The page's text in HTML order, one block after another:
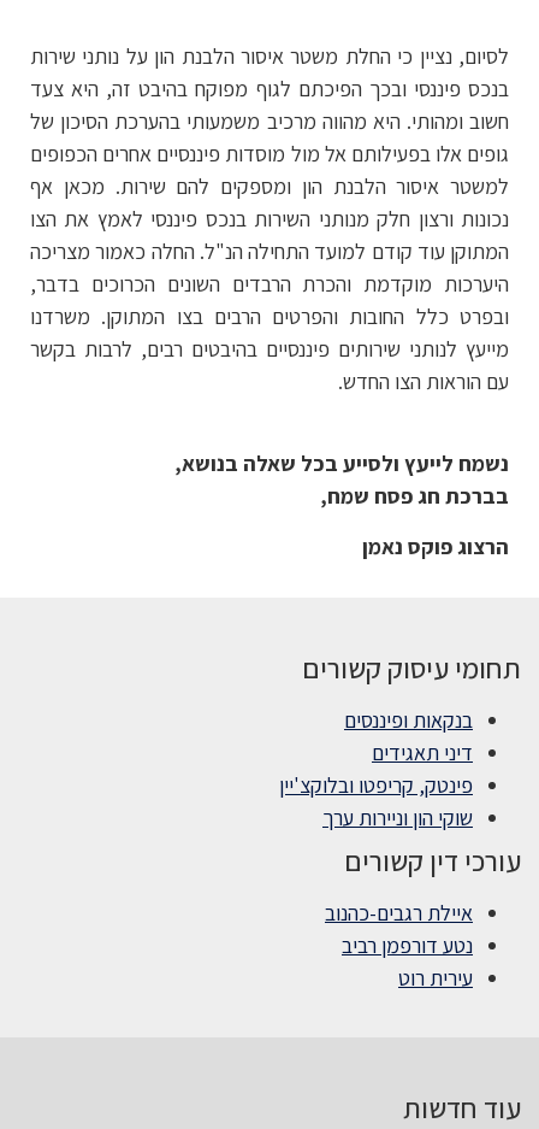
לסיום, נציין כי החלת משטר איסור הלבנת הון על נותני שירות
בנכס פיננסי ובכך הפיכתם לגוף מפוקח בהיבט זה, היא צעד
חשוב ומהותי. היא מהווה מרכיב משמעותי בהערכת הסיכון של
גופים אלו בפעילותם אל מול מוסדות פיננסיים אחרים הכפופים
למשטר איסור הלבנת הון ומספקים להם שירות. מכאן אף
נכונות ורצון חלק מנותני השירות בנכס פיננסי לאמץ את הצו
המתוקן עוד קודם למועד התחילה הנ"ל. החלה כאמור מצריכה
היערכות מוקדמת והכרת הרבדים השונים הכרוכים בדבר,
ובפרט כלל החובות והפרטים הרבים בצו המתוקן. משרדנו
מייעץ לנותני שירותים פיננסיים בהיבטים רבים, לרבות בקשר
עם הוראות הצו החדש.
נשמח לייעץ ולסייע בכל שאלה בנושא,
בברכת חג פסח שמח,
הרצוג פוקס נאמן
תחומי עיסוק קשורים
בנקאות ופיננסים
דיני תאגידים
פינטק, קריפטו ובלוקצ'יין
שוקי הון וניירות ערך
עורכי דין קשורים
איילת רגבים-כהנוב
נטע דורפמן רביב
עירית רוט
עוד חדשות